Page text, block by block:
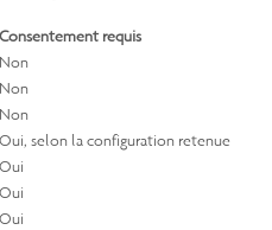
Consentement requis
Non
Non
Non
Oui, selon la configuration retenue
Oui
Oui
Oui